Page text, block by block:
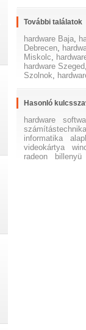
További találatok
hardware Baja,
Debrecen,
Miskolc,
hardware Szeged,
Szolnok,
Hasonló
hardware
számítástechnika
informatika
videokártya
radeon
billenyü